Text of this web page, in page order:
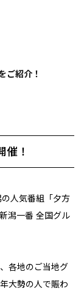
ご紹介！
催！
人気番組「夕方
潟一番 全国グル
各地のご当地グ
大勢の人で賑わ